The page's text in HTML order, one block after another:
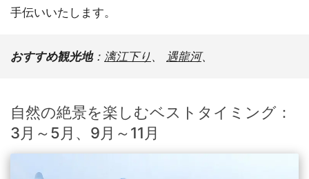
手伝いいたします。
おすすめ観光地： 漓江下り 、 遇龍河、
自然の絶景を楽しむベストタイミング：
3月～5月、9月～11月